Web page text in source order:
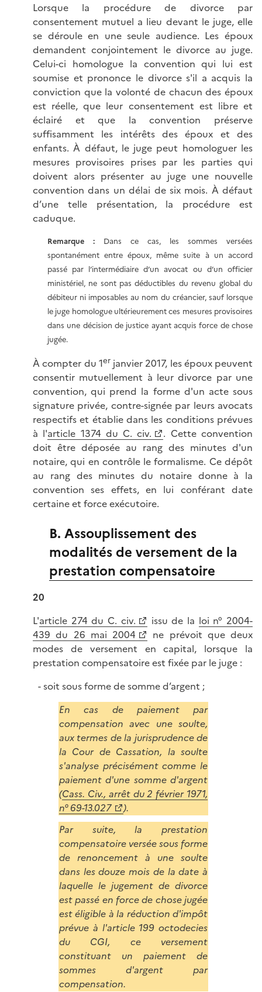
Lorsque la procédure de divorce par
consentement mutuel a lieu devant le juge, elle
se déroule en une seule audience. Les époux
demandent conjointement le divorce au juge.
Celui-ci homologue la convention qui lui est
soumise et prononce le divorce s'il a acquis la
conviction que la volonté de chacun des époux
est réelle, que leur consentement est libre et
éclairé et que la convention préserve
suffisamment les intérêts des époux et des
enfants. À défaut, le juge peut homologuer les
mesures provisoires prises par les parties qui
doivent alors présenter au juge une nouvelle
convention dans un délai de six mois. À défaut
d’une telle présentation, la procédure est
caduque.
Remarque : Dans ce cas, les sommes versées
spontanément entre époux, même suite à un accord
passé par l’intermédiaire d’un avocat ou d’un officier
ministériel, ne sont pas déductibles du revenu global du
débiteur ni imposables au nom du créancier, sauf lorsque
le juge homologue ultérieurement ces mesures provisoires
dans une décision de justice ayant acquis force de chose
jugée.
À compter du 1erjanvier 2017, les époux peuvent
consentir mutuellement à leur divorce par une
convention, qui prend la forme d'un acte sous
signature privée, contre-signée par leurs avocats
respectifs et établie dans les conditions prévues
à l'article 1374 du C. civ.
. Cette convention
doit être déposée au rang des minutes d'un
notaire, qui en contrôle le formalisme. Ce dépôt
au rang des minutes du notaire donne à la
convention ses effets, en lui conférant date
certaine et force exécutoire.
B. Assouplissement des
modalités de versement de la
prestation compensatoire
20
L'article 274 du C. civ. issu de la loi n° 2004-
439 du 26 mai 2004
ne prévoit que deux
modes de versement en capital, lorsque la
prestation compensatoire est fixée par le juge :
soit sous forme de somme d’argent ;
En cas de paiement par
compensation avec une soulte,
aux termes de la jurisprudence de
la Cour de Cassation, la soulte
s'analyse précisément comme le
paiement d'une somme d'argent
(Cass. Civ., arrêt du 2 février 1971,
n° 69-13.027
).
Par suite, la prestation
compensatoire versée sous forme
de renoncement à une soulte
dans les douze mois de la date à
laquelle le jugement de divorce
est passé en force de chose jugée
est éligible à la réduction d'impôt
prévue à l'article 199 octodecies
du CGI, ce versement
constituant un paiement de
sommes d'argent par
compensation.